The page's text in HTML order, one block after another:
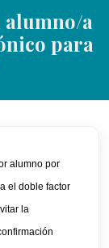
alumno/a
para
alumno por
el doble factor
la